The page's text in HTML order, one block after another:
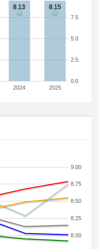
2024 2025
0.0
2.5
5.0
7.5
8.00
8.25
8.50
8.75
9.00